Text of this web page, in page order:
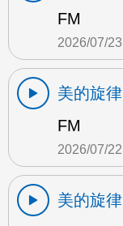
FM
2026/07/23
美的旋律
FM
2026/07/22
美的旋律